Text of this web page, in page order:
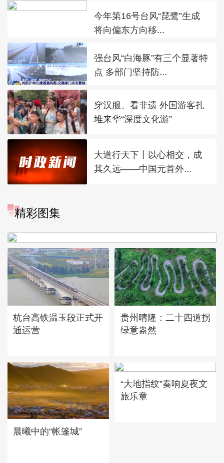
今年第16号台风“琵鹭”生成
将向偏东方向移...
强台风“白海豚”有三个显著特
点 多部门坚持防...
穿汉服、看非遗 外国游客扎
堆来华“深度文化游”
大道行天下丨以心相交，成
其久远——中国元首外...
精彩图集
杭台高铁温玉段正式开
通运营
贵州晴隆：二十四道拐
绿意盎然
晨曦中的“帐篷城”
“大地指纹”奏响夏夜文
旅乐章